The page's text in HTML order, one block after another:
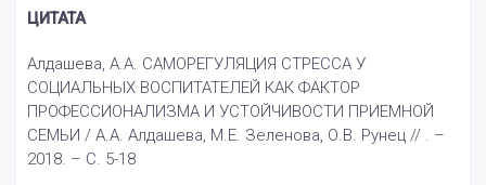
ЦИТАТА
Алдашева, А.А. САМОРЕГУЛЯЦИЯ СТРЕССА У
СОЦИАЛЬНЫХ ВОСПИТАТЕЛЕЙ КАК ФАКТОР
ПРОФЕССИОНАЛИЗМА И УСТОЙЧИВОСТИ ПРИЕМНОЙ
СЕМЬИ / А.А. Алдашева, М.Е. Зеленова, О.В. Рунец // . –
2018. – С. 5-18